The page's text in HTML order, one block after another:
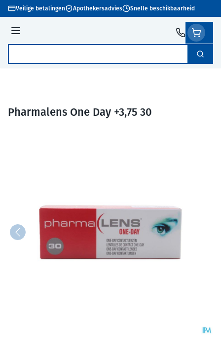
Ga naar de inhoud
Veilige betalingen Apothekersadvies Snelle beschikbaarheid
Menu
Zoek
Pharmalens One Day +3,75 30